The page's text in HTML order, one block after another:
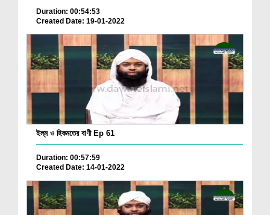
Duration: 00:54:53
Created Date: 19-01-2022
ইল্‌ম ও হিকমতের বাণী Ep 61
Duration: 00:57:59
Created Date: 14-01-2022